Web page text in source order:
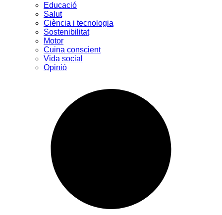
Educació
Salut
Ciència i tecnologia
Sostenibilitat
Motor
Cuina conscient
Vida social
Opinió